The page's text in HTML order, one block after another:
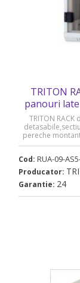
TRITON
panouri
TRITON
pereche
Cod: RUA-09-
Producator:
Garantie: 24